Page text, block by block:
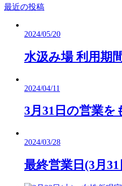
最近の投稿
2024/05/20
水汲み場 利用期
2024/04/11
3月31日の営業
2024/03/28
最終営業日(3月